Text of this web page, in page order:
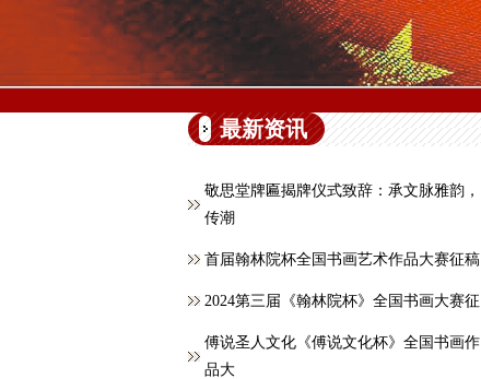
最新资讯
敬思堂牌匾揭牌仪式致辞：承文脉雅韵，
传潮
首届翰林院杯全国书画艺术作品大赛征稿
2024第三届《翰林院杯》全国书画大赛征
傅说圣人文化《傅说文化杯》全国书画作
品大